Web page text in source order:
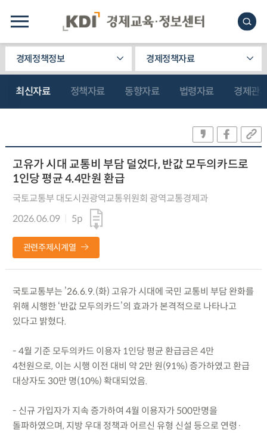
경제정책정보 경제정책자료
최신자료 정책자료 동향자료 법령자료 경제관
고유가 시대 교통비 부담 덜었다, 반값 모두의카드로
1인당 평균 4.4만원 환급
국토교통부 대도시권광역교통위원회 광역교통경제과
2026.06.09
5p
관련주제시계열
국토교통부는 ’26.6.9.(화) 고유가 시대에 국민 교통비 부담 완화를
위해 시행한 ‘반값 모두의카드’의 효과가 본격적으로 나타나고
있다고 밝혔다.
- 4월 기준 모두의카드 이용자 1인당 평균 환급금은 4만
4천원으로, 이는 시행 이전 대비 약 2만 원(91%) 증가하였고 환급
대상자도 30만 명(10%) 확대되었음.
- 신규 가입자가 지속 증가하여 4월 이용자가 500만명을
돌파하였으며, 지방 우대 정책과 어르신 유형 신설 등으로 연령·